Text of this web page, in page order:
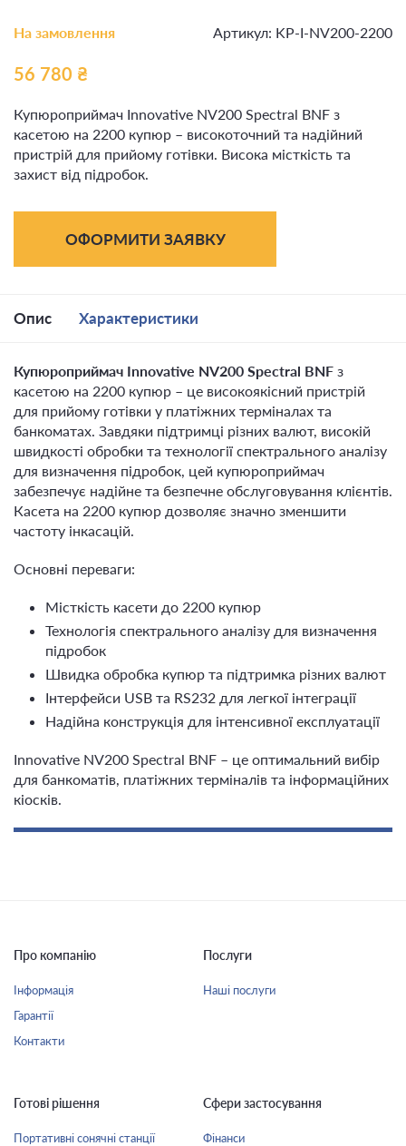
На замовлення Артикул: KP-I-NV200-2200
56 780 ₴
Купюроприймач Innovative NV200 Spectral BNF з
касетою на 2200 купюр – високоточний та надійний
пристрій для прийому готівки. Висока місткість та
захист від підробок.
ОФОРМИТИ ЗАЯВКУ
Опис Характеристики
Купюроприймач Innovative NV200 Spectral BNF з
касетою на 2200 купюр – це високоякісний пристрій
для прийому готівки у платіжних терміналах та
банкоматах. Завдяки підтримці різних валют, високій
швидкості обробки та технології спектрального аналізу
для визначення підробок, цей купюроприймач
забезпечує надійне та безпечне обслуговування клієнтів.
Касета на 2200 купюр дозволяє значно зменшити
частоту інкасацій.
Основні переваги:
Місткість касети до 2200 купюр
Технологія спектрального аналізу для визначення
підробок
Швидка обробка купюр та підтримка різних валют
Інтерфейси USB та RS232 для легкої інтеграції
Надійна конструкція для інтенсивної експлуатації
Innovative NV200 Spectral BNF – це оптимальний вибір
для банкоматів, платіжних терміналів та інформаційних
кіосків.
Про компанію
Інформація
Гарантії
Контакти
Послуги
Наші послуги
Готові рішення
Портативні сонячні станції
Сфери застосування
Фінанси